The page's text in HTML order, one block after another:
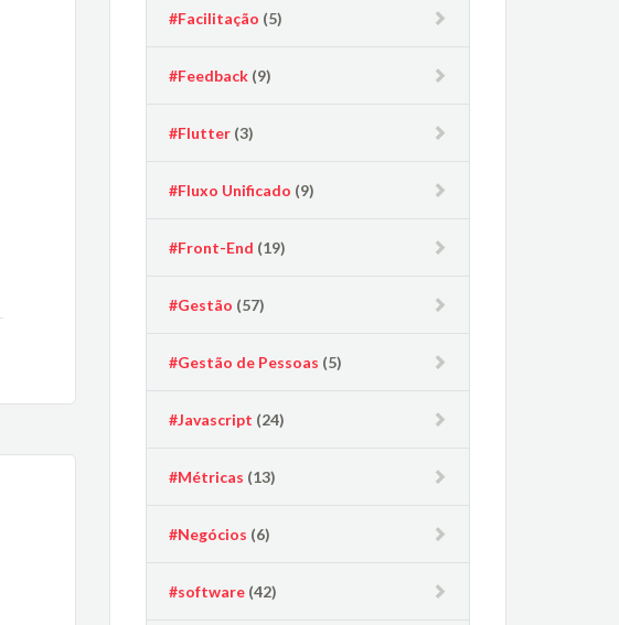
#Facilitação (5)
#Feedback (9)
#Flutter (3)
#Fluxo Unificado (9)
#Front-End (19)
#Gestão (57)
#Gestão de Pessoas (5)
#Javascript (24)
#Métricas (13)
#Negócios (6)
#software (42)